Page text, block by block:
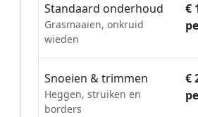
Standaard onderhoud
Grasmaaien, onkruid
wieden
€
Snoeien & trimmen
Heggen, struiken en
borders
€